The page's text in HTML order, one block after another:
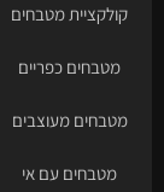
קולקציית מטבחים
מטבחים כפריים
מטבחים מעוצבים
מטבחים עם אי